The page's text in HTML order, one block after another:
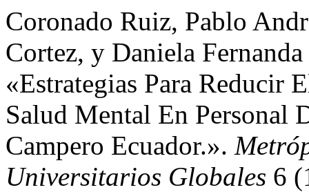
Coronado Ruiz, Pablo
Cortez, y Daniela
«Estrategias Para Reducir
Salud Mental En Personal
Campero Ecuador.».
Universitarios Globales 6